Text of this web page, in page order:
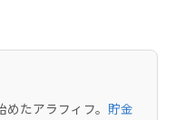
たアラフィフ。 貯金